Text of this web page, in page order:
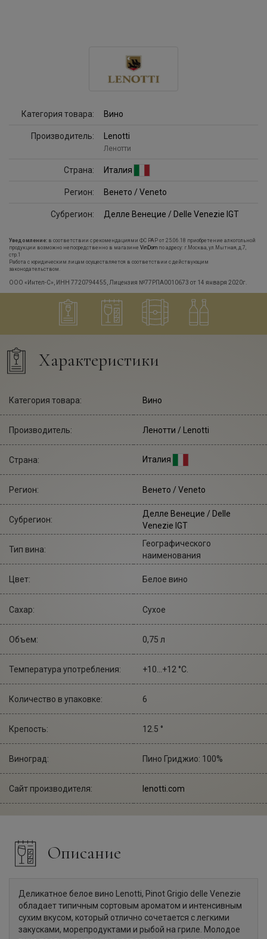
Категория товара: Вино
Производитель: Lenotti
Ленотти
Страна: Италия
Регион: Венето / Veneto
Субрегион: Делле Венецие / Delle Venezie IGT
Уведомление: в соответствии с рекомендациями ФС РАР от 25.06.18 приобретение алкогольной
продукции возможно непосредственно в магазине VinDom по адресу: г.Москва, ул.Мытная, д.7,
стр.1
Работа с юридическим лицам осуществляется в соответствии с действующим
законодательством.
ООО «Интел-С», ИНН 7720794455, Лицензия №77РПА0010673 от 14 января 2020г.
Характеристики
Категория товара: Вино
Производитель: Ленотти / Lenotti
Страна: Италия
Регион: Венето / Veneto
Субрегион:
Делле Венецие / Delle
Venezie IGT
Тип вина:
Географического
наименования
Цвет: Белое вино
Сахар: Сухое
Объем: 0,75 л
Температура употребления: +10...+12 °С.
Количество в упаковке: 6
Крепость: 12.5 °
Виноград: Пино Гриджио: 100%
Сайт производителя: lenotti.com
Описание
Деликатное белое вино Lenotti, Pinot Grigio delle Venezie
обладает типичным сортовым ароматом и интенсивным
сухим вкусом, который отлично сочетается с легкими
закусками, морепродуктами и рыбой на гриле. Молодое